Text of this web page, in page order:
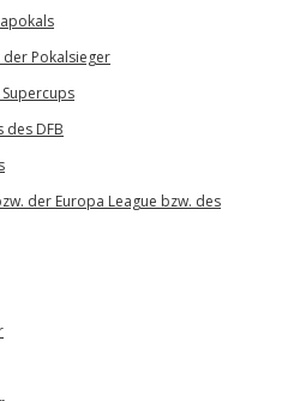
Pokalsieger
des DFB
der Europa League bzw. des